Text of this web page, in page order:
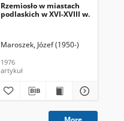
Rzemiosło w miastach
podlaskich w XVI-XVIII w.
Maroszek, Józef (1950-)
1976
artykuł